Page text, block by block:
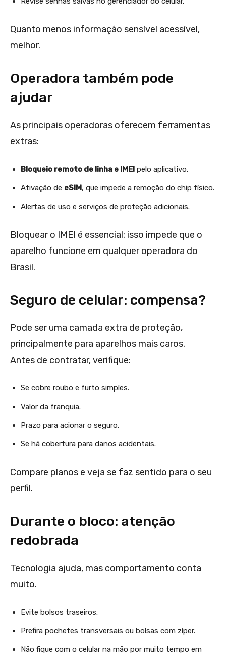
Quanto menos informação sensível acessível,
melhor.
Operadora também pode
ajudar
As principais operadoras oferecem ferramentas
extras:
Bloqueio remoto de linha e IMEI pelo aplicativo.
Ativação de eSIM, que impede a remoção do chip físico.
Alertas de uso e serviços de proteção adicionais.
Bloquear o IMEI é essencial: isso impede que o
aparelho funcione em qualquer operadora do
Brasil.
Seguro de celular: compensa?
Pode ser uma camada extra de proteção,
principalmente para aparelhos mais caros.
Antes de contratar, verifique:
Se cobre roubo e furto simples.
Valor da franquia.
Prazo para acionar o seguro.
Se há cobertura para danos acidentais.
Compare planos e veja se faz sentido para o seu
perfil.
Durante o bloco: atenção
redobrada
Tecnologia ajuda, mas comportamento conta
muito.
Evite bolsos traseiros.
Prefira pochetes transversais ou bolsas com zíper.
Não fique com o celular na mão por muito tempo em